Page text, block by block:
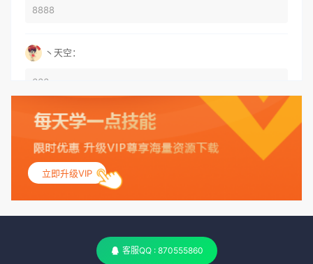
8888
丶天空：
666
丶天空：
555
立即升级VIP
客服QQ : 870555860